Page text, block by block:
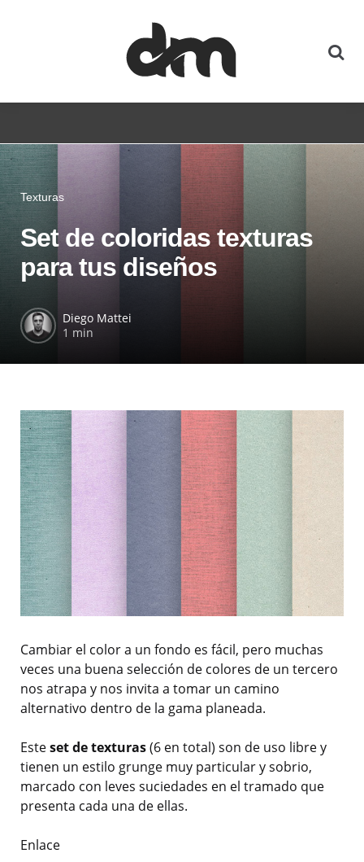
Texturas
Set de coloridas texturas
para tus diseños
Diego Mattei
1 min
Cambiar el color a un fondo es fácil, pero muchas
veces una buena selección de colores de un tercero
nos atrapa y nos invita a tomar un camino
alternativo dentro de la gama planeada.
Esteset de texturas(6 en total) son de uso libre y
tienen un estilo grunge muy particular y sobrio,
marcado con leves suciedades en el tramado que
presenta cada una de ellas.
Enlace